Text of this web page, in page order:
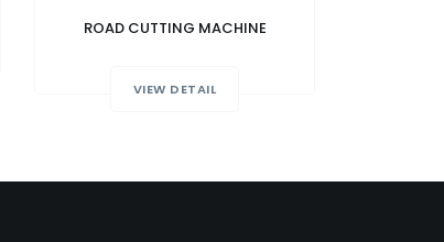
ROAD CUTTING MACHINE
VIEW DETAIL